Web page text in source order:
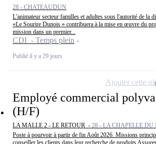
28 - CHATEAUDUN
L'animateur secteur familles et adultes sous l'autorité de la
«Le Sourire Dunois » contribuera à la mise en œuvre du
mission dans un premier...
CDI - Temps plein
Publié il y a 29 jours
Employé commercial
(H/F)
LA MALLE 2 - LE RETOUR - 28 - LA CHAPELLE DU
Poste à pourvoir à partir de fin Août 2026. Missions
conseiller les clients dans leur recherche de produits
Ajouter cette